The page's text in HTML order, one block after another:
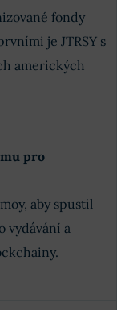
fondy
je JTRSY s
amerických
pro
aby spustil
vydávání a